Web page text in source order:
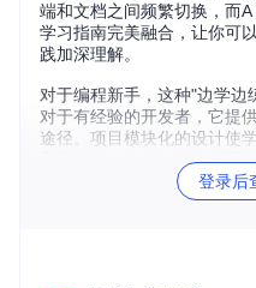
端和文档之间频繁切换，而
学习指南完美融合，让你可
践加深理解。
对于编程新手，这种"边学边
对于有经验的开发者，它提
途径。项目模块化的设计使
高级特性，每个知识点都配
了"学习-实践-反馈"的闭环。
登录后